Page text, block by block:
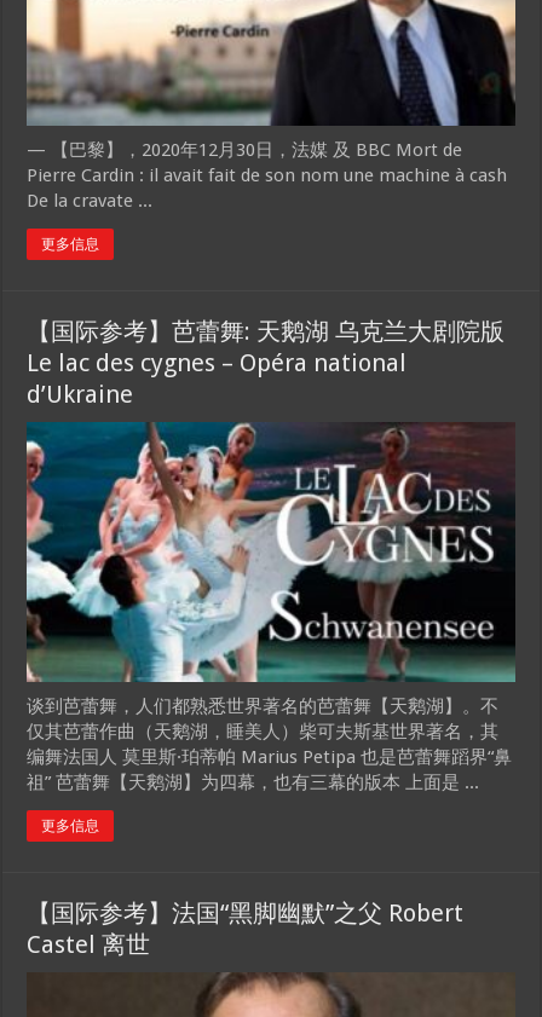
— 【巴黎】，2020年12月30日，法媒 及 BBC Mort de
Pierre Cardin : il avait fait de son nom une machine à cash
De la cravate ...
更多信息
【国际参考】芭蕾舞: 天鹅湖 乌克兰大剧院版
Le lac des cygnes – Opéra national
d’Ukraine
谈到芭蕾舞，人们都熟悉世界著名的芭蕾舞【天鹅湖】。不
仅其芭蕾作曲（天鹅湖，睡美人）柴可夫斯基世界著名，其
编舞法国人 莫里斯·珀蒂帕 Marius Petipa 也是芭蕾舞蹈界“鼻
祖” 芭蕾舞【天鹅湖】为四幕，也有三幕的版本 上面是 ...
更多信息
【国际参考】法国“黑脚幽默”之父 Robert
Castel 离世